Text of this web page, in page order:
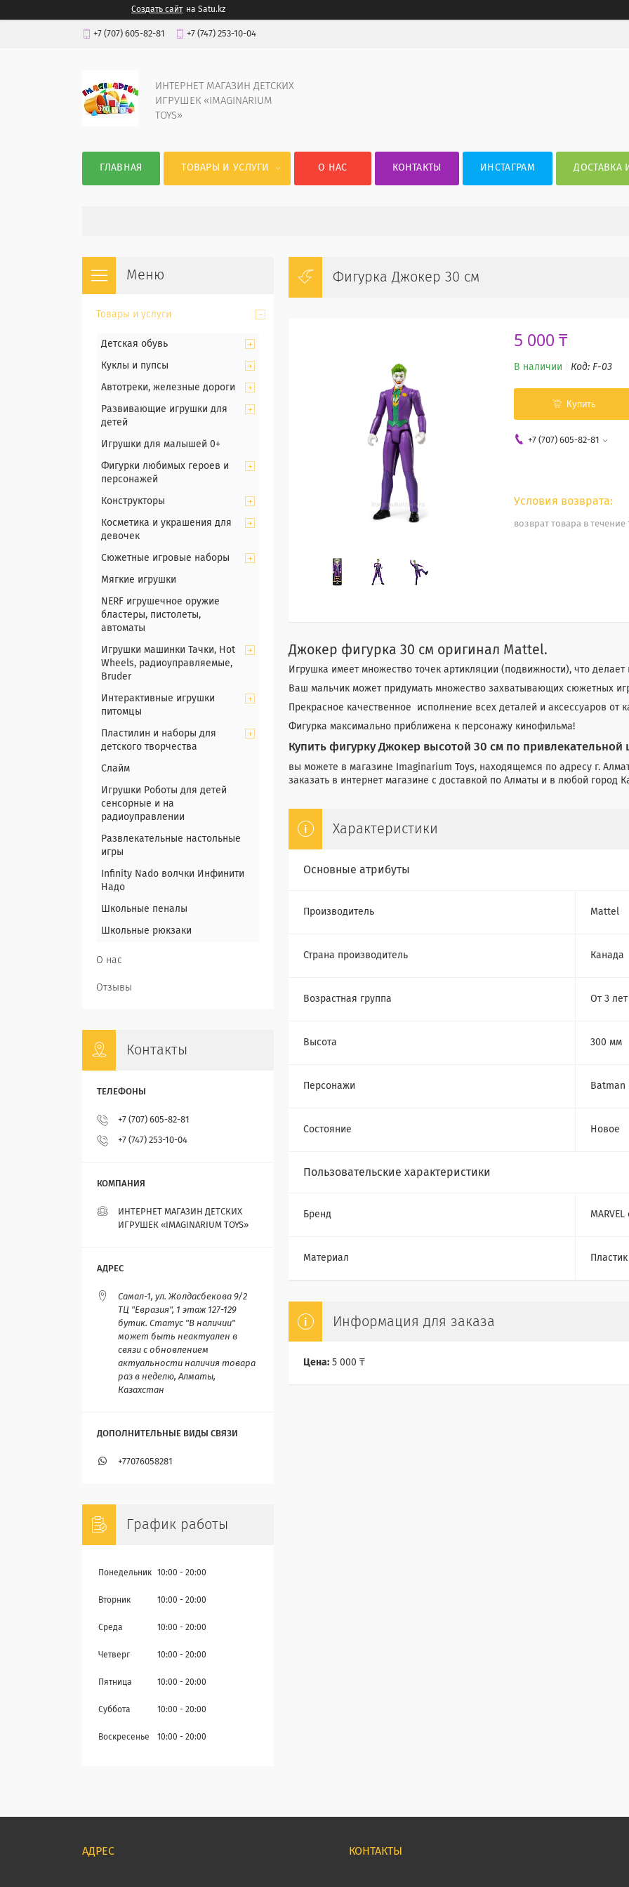
Создать сайт на Satu.kz
+7 (707) 605-82-81 +7 (747) 253-10-04
ИНТЕРНЕТ МАГАЗИН ДЕТСКИХ
ИГРУШЕК «IMAGINARIUM
TOYS»
ГЛАВНАЯ ТОВАРЫ И УСЛУГИ О НАС КОНТАКТЫ ИНСТАГРАМ ДОСТАВКА
Фигурка Джокер 30 см
5 000 ₸
В наличии Код: F-03
Купить
+7 (707) 605-82-81
возврат товара в течение
Джокер фигурка 30 см оригинал Mattel.
Игрушка имеет множество точек артикляции (подвижности), что
Ваш мальчик может придумать множество захватывающих сюжетных
Прекрасное качественное исполнение всех деталей и аксессуаров от
Фигурка максимально приближена к персонажу кинофильма!
Купить фигурку Джокер высотой 30 см по привлекательной
вы можете в магазине Imaginarium Toys, находящемся по адресу г.
заказать в интернет магазине с доставкой по Алматы и в любой город
Характеристики
Основные атрибуты
Производитель Mattel
Страна производитель Канада
Возрастная группа От 3 лет
Высота 300 мм
Персонажи Batman
Состояние Новое
Пользовательские характеристики
Бренд
Материал Пластик
Информация для заказа
Цена: 5 000 ₸
Товары и услуги
Детская обувь
Куклы и пупсы
Автотреки, железные дороги
Развивающие игрушки для
детей
Игрушки для малышей 0+
Фигурки любимых героев и
персонажей
Конструкторы
Косметика и украшения для
девочек
Сюжетные игровые наборы
Мягкие игрушки
NERF игрушечное оружие
бластеры, пистолеты,
автоматы
Игрушки машинки Тачки, Hot
Wheels, радиоуправляемые,
Bruder
Интерактивные игрушки
питомцы
Пластилин и наборы для
детского творчества
Слайм
Игрушки Роботы для детей
сенсорные и на
радиоуправлении
Развлекательные настольные
игры
Infinity Nado волчки Инфинити
Надо
Школьные пеналы
Школьные рюкзаки
О нас
Отзывы
Контакты
+7 (707) 605-82-81
+7 (747) 253-10-04
ИНТЕРНЕТ МАГАЗИН ДЕТСКИХ
ИГРУШЕК «IMAGINARIUM TOYS»
Самал-1, ул. Жолдасбекова 9/2
ТЦ "Евразия", 1 этаж 127-129
бутик. Статус "В наличии"
может быть неактуален в
связи с обновлением
актуальности наличия товара
раз в неделю, Алматы,
Казахстан
+77076058281
График работы
Понедельник 10:00 20:00
Вторник 10:00 20:00
Среда 10:00 20:00
Четверг 10:00 20:00
Пятница 10:00 20:00
Суббота 10:00 20:00
Воскресенье 10:00 20:00